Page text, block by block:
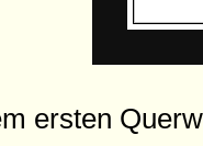
ersten